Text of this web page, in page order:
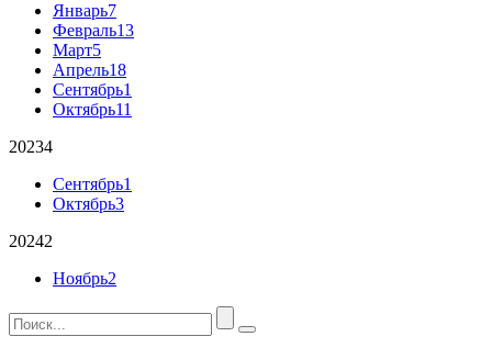
Январь7
Февраль13
Март5
Апрель18
Сентябрь1
Октябрь11
20234
Сентябрь1
Октябрь3
20242
Ноябрь2